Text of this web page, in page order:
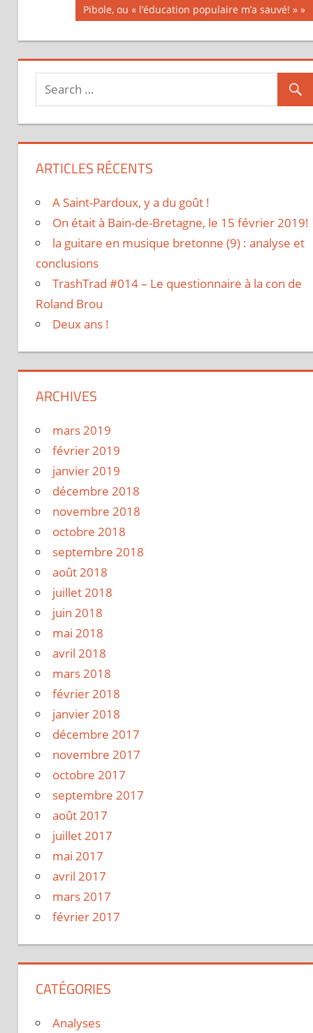
l’article
Next
Pibole, ou « l’éducation populaire m’a sauvé! »
ARTICLES RÉCENTS
A Saint-Pardoux, y a du goût !
On était à Bain-de-Bretagne, le 15 février 2019!
la guitare en musique bretonne (9) : analyse et
conclusions
TrashTrad #014 – Le questionnaire à la con de
Roland Brou
Deux ans !
ARCHIVES
mars 2019
février 2019
janvier 2019
décembre 2018
novembre 2018
octobre 2018
septembre 2018
août 2018
juillet 2018
juin 2018
mai 2018
avril 2018
mars 2018
février 2018
janvier 2018
décembre 2017
novembre 2017
octobre 2017
septembre 2017
août 2017
juillet 2017
mai 2017
avril 2017
mars 2017
février 2017
CATÉGORIES
Analyses